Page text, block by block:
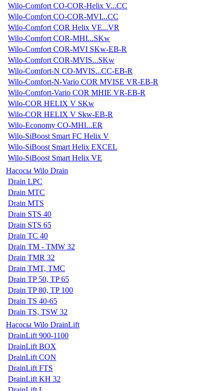
Wilo-Comfort CO-COR-Helix V...CC
Wilo-Comfort CO-COR-MVI...CC
Wilo-Comfort COR Helix VE...VR
Wilo-Comfort COR-MHI...SKw
Wilo-Comfort COR-MVI SKw-EB-R
Wilo-Comfort COR-MVIS...SKw
Wilo-Comfort-N CO-MVIS...CC-EB-R
Wilo-Comfort-N-Vario COR MVISE VR-EB-R
Wilo-Comfort-Vario COR MHIE VR-EB-R
Wilo-COR HELIX V SKw
Wilo-COR HELIX V Skw-EB-R
Wilo-Economy CO-MHI...ER
Wilo-SiBoost Smart FC Helix V
Wilo-SiBoost Smart Helix EXCEL
Wilo-SiBoost Smart Helix VE
Насосы Wilo Drain
Drain LPC
Drain MTC
Drain MTS
Drain STS 40
Drain STS 65
Drain TC 40
Drain TM - TMW 32
Drain TMR 32
Drain TMT, TMC
Drain TP 50, TP 65
Drain TP 80, TP 100
Drain TS 40-65
Drain TS, TSW 32
Насосы Wilo DrainLift
DrainLift 900-1100
DrainLift BOX
DrainLift CON
DrainLift FTS
DrainLift KH 32